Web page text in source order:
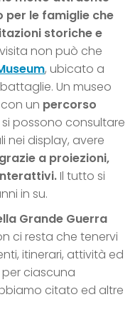
per le famiglie che
storiche e
non può che
, ubicato a
Un museo
un percorso
possono consultare
nei display, avere
a proiezioni,
Il tutto si
in su.
Grande Guerra
ci resta che tenervi
itinerari, attività ed
ciascuna
citato ed altre